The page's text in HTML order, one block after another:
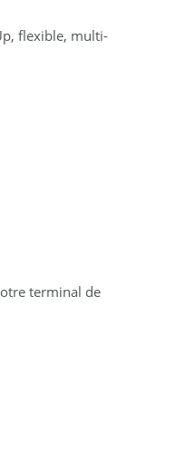
flexible, multi-
terminal de